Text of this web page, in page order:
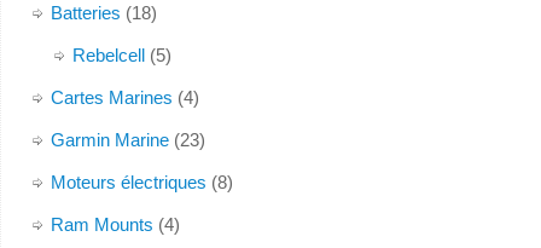
Batteries (18)
Rebelcell (5)
Cartes Marines (4)
Garmin Marine (23)
Moteurs électriques (8)
Ram Mounts (4)